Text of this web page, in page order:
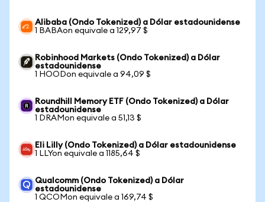
Alibaba (Ondo Tokenized) a Dólar estadounidense
1 BABAon equivale a 129,97 $
Robinhood Markets (Ondo Tokenized) a Dólar
estadounidense
1 HOODon equivale a 94,09 $
Roundhill Memory ETF (Ondo Tokenized) a Dólar
estadounidense
1 DRAMon equivale a 51,13 $
Eli Lilly (Ondo Tokenized) a Dólar estadounidense
1 LLYon equivale a 1185,64 $
Qualcomm (Ondo Tokenized) a Dólar
estadounidense
1 QCOMon equivale a 169,74 $